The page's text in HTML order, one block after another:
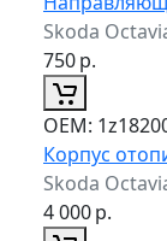
Skoda
750р.
ОЕМ:
Корпус
Skoda
4 000р.